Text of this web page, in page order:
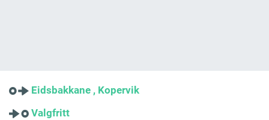
Eidsbakkane , Kopervik
Valgfritt